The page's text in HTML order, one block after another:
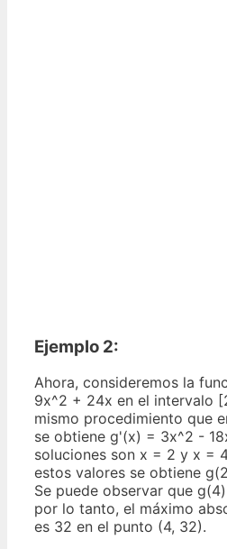
Ejemplo 2:
Ahora, consideremos la
9x^2 + 24x en el intervalo
mismo procedimiento que
se obtiene g'(x) = 3x^2 -
soluciones son x = 2 y x =
estos valores se obtiene
Se puede observar que
por lo tanto, el máximo
es 32 en el punto (4, 32).